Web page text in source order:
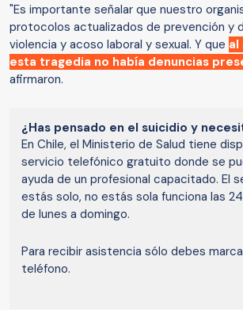
"Es importante señalar que nuestro
protocolos actualizados de prevención y
violencia y acoso laboral y sexual. Y que al
esta tragedia no había denuncias
afirmaron.
¿Has pensado en el suicidio y
En Chile, el Ministerio de Salud tiene
servicio telefónico gratuito donde se
ayuda de un profesional capacitado. El
estás solo, no estás sola funciona las
de lunes a domingo.
Para recibir asistencia sólo debes
teléfono.